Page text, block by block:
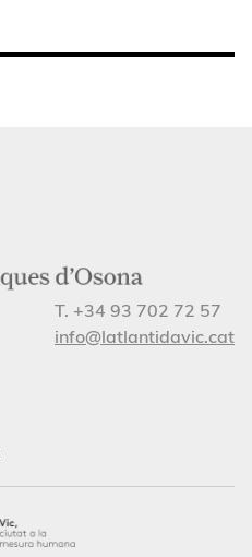
T. +34 93 702 72 57
info@latlantidavic.cat